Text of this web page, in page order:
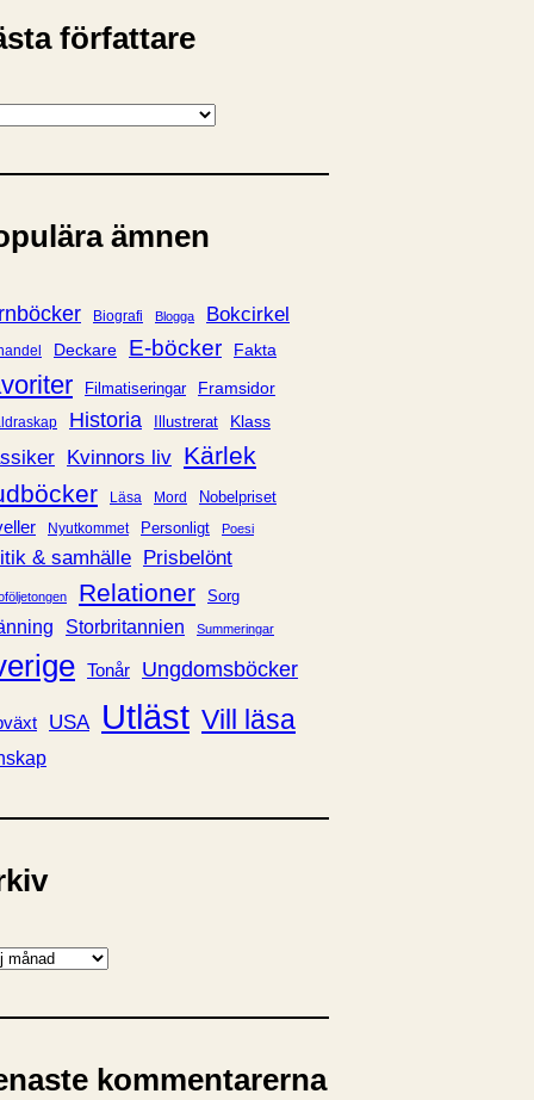
författare
ämnen
Biografi Blogga Bokcirkel
Deckare E-böcker Fakta
Filmatiseringar Framsidor
Historia Illustrerat Klass
Kvinnors liv Kärlek
Läsa Mord Nobelpriset
Nyutkommet Personligt Poesi
& samhälle Prisbelönt
Relationer Sorg
Storbritannien Summeringar
Tonår Ungdomsböcker
USA Utläst Vill läsa
kommentarerna